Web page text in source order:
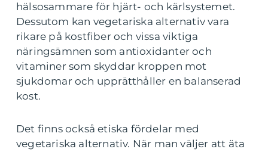
hälsosammare för hjärt- och kärlsystemet.
Dessutom kan vegetariska alternativ vara
rikare på kostfiber och vissa viktiga
näringsämnen som antioxidanter och
vitaminer som skyddar kroppen mot
sjukdomar och upprätthåller en balanserad
kost.
Det finns också etiska fördelar med
vegetariska alternativ. När man väljer att äta